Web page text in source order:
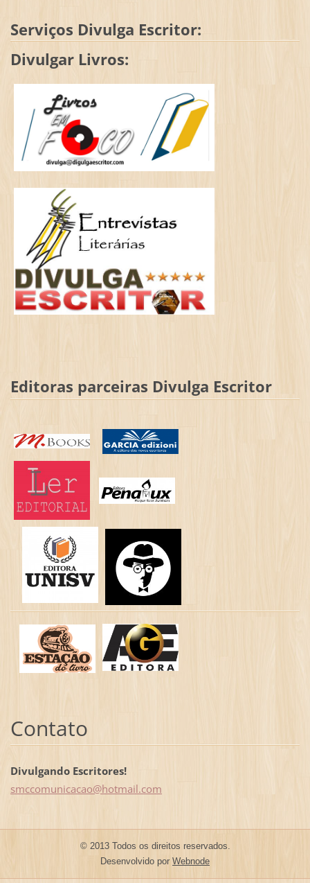
Serviços Divulga Escritor:
Divulgar Livros:
Editoras parceiras Divulga Escritor
Contato
Divulgando Escritores!
smccomunicacao@hotmail.com
© 2013 Todos os direitos reservados.
Desenvolvido por Webnode